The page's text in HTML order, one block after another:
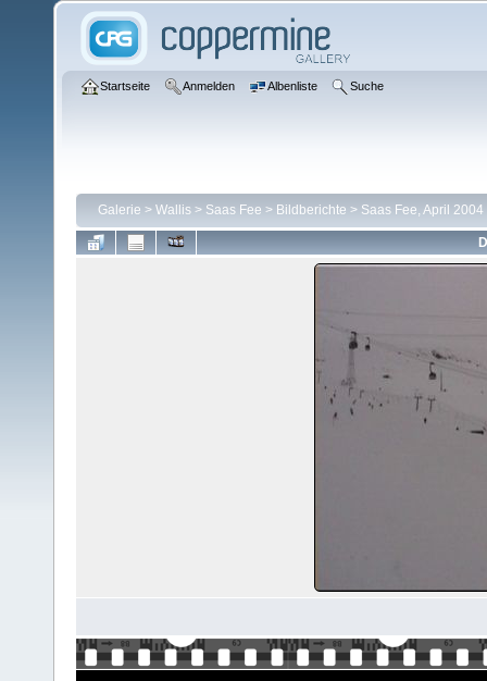
Startseite Anmelden Albenliste Suche
Galerie > Wallis > Saas Fee > Bildberichte > Saas Fee, April 2004